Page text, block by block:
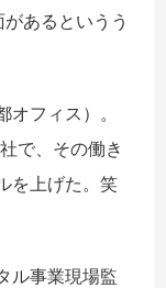
あるというう
フィス）。
で、その働き
を上げた。笑
ル事業現場監